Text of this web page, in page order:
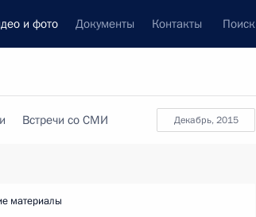
и фото Документы Контакты Поиск
декабрь, 2015
Встречи со СМИ
материалы